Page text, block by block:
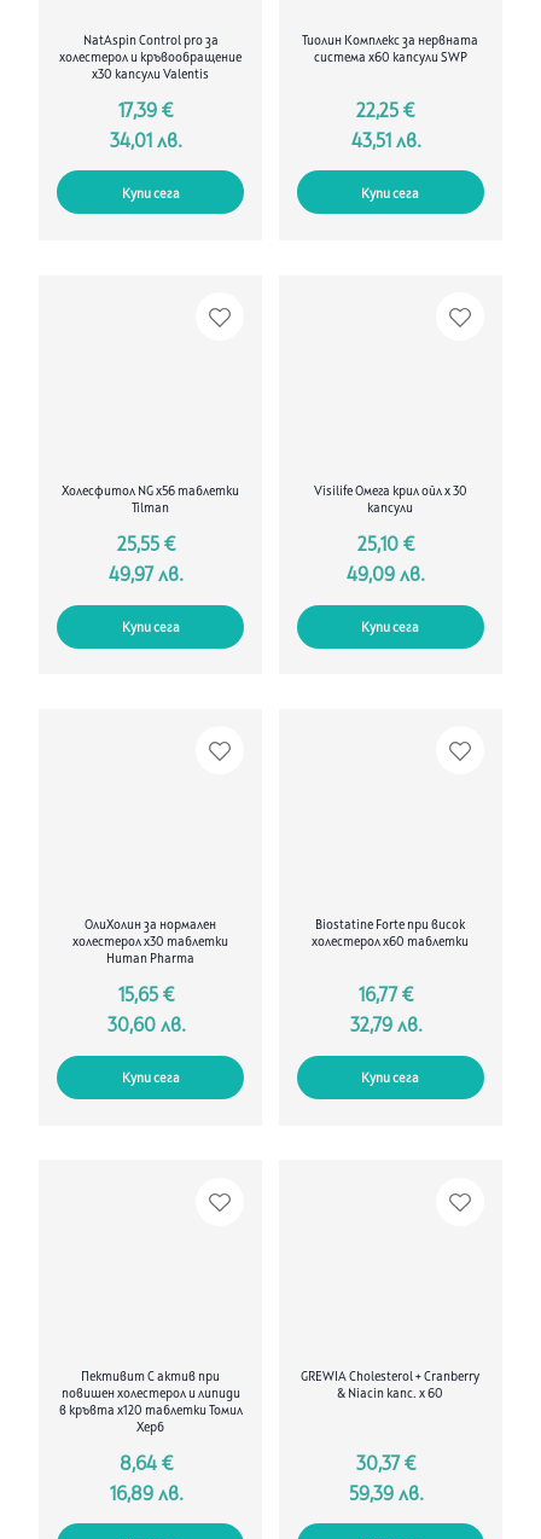
NatAspin Control pro за
холестерол и кръвообращение
х30 капсули Valentis
17,39 €
34,01 лв.
Купи сега
Тиолин Комплекс за нервната
система х60 капсули SWP
22,25 €
43,51 лв.
Купи сега
Холесфитол NG х56 таблетки
Tilman
25,55 €
49,97 лв.
Купи сега
Visilife Омега крил ойл х 30
капсули
25,10 €
49,09 лв.
Купи сега
ОлиХолин за нормален
холестерол х30 таблетки
Human Pharma
15,65 €
30,60 лв.
Купи сега
Biostatine Forte при висок
холестерол x60 таблетки
16,77 €
32,79 лв.
Купи сега
Пективит С актив при
повишен холестерол и липиди
в кръвта х120 таблетки Томил
Херб
8,64 €
16,89 лв.
GREWIA Cholesterol + Cranberry
& Niacin капс. х 60
30,37 €
59,39 лв.